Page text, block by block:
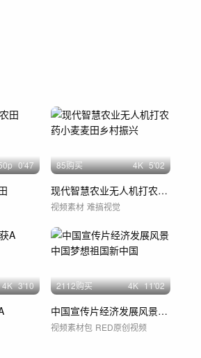
p 0'47 85购买 4K 5'02
现代智慧农业无人机打农药小麦麦田乡村振兴
视频素材 难搞视觉
4K 3'10 2112购买 4K 11'02
中国宣传片经济发展风景中国梦想祖国新中国
视频素材包 RED原创视频